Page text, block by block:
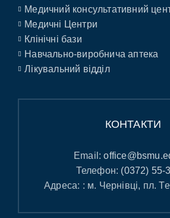
Медичний консультативний
Медичні Центри
Клінічні бази
Навчально-виробнича аптека
Лікувальний відділ
КОНТАКТИ
Email:
Телефон: (0372) 55-
Адреса: : м. Чернівці, пл.